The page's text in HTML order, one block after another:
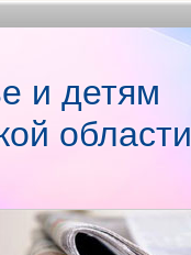
и детям
области